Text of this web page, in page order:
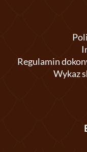
Regulamin
Wykaz